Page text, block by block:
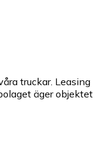
truckar. Leasing
äger objektet